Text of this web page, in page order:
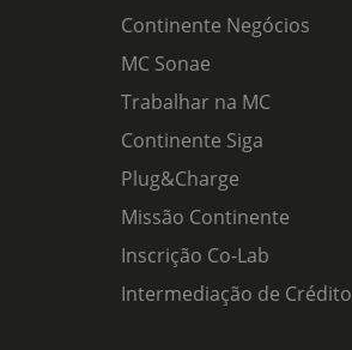
Continente Negócios
MC Sonae
Trabalhar na MC
Continente Siga
Plug&Charge
Missão Continente
Inscrição Co-Lab
Intermediação de Crédito